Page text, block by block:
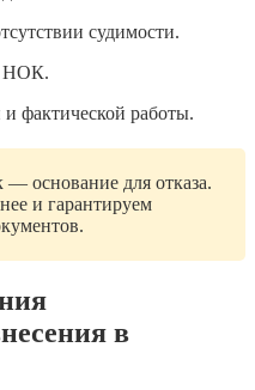
судимости.
НОК.
фактической работы.
основание для отказа.
и гарантируем
в